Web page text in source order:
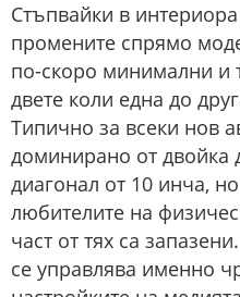
Стъпвайки в
промените спрямо
по-скоро минимални и
двете коли една до
Типично за всеки нов
доминирано от двойка
диагонал от 10 инча,
любителите на
част от тях са
се управлява именно